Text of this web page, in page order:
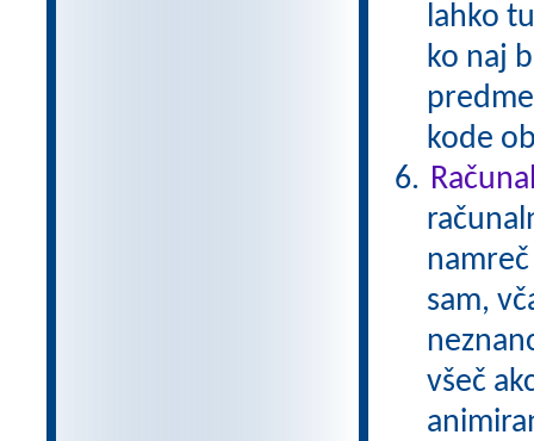
lahko
ko naj
kode
sam,
všeč